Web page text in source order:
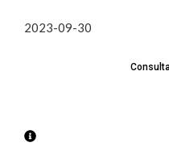
2023-09-30